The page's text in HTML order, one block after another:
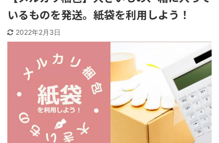
いるものを発送。紙袋を利用しよう！
2022年2月3日